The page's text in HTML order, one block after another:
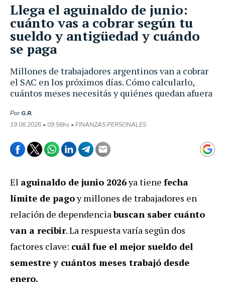
Millones de trabajadores argentinos van a cobrar
el SAC en los próximos días. Cómo calcularlo,
cuántos meses necesitás y quiénes quedan afuera
PorG.R.
19.06.2026 • 09:56hs • FINANZAS PERSONALES
Llega el aguinaldo de junio:
cuánto vas a cobrar según tu
sueldo y antigüedad y cuándo
se paga
El aguinaldo de junio 2026ya tiene fecha
límite de pagoy millones de trabajadores en
relación de dependenciabuscan saber cuánto
van a recibir. La respuesta varía según dos
factores clave: cuál fue el mejor sueldo del
semestre y cuántos meses trabajó desde
enero.